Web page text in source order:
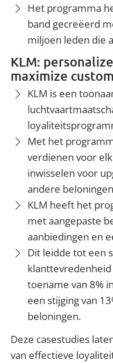
Het programma
band gecreëerd
miljoen leden die
KLM:
maximize
KLM is een
Met het
verdienen voor
inwisselen voor
andere
KLM heeft het
met aangepaste
aanbiedingen en
Dit leidde tot een
toename van 8%
een stijging van
beloningen.
Deze casestudies
van effectieve